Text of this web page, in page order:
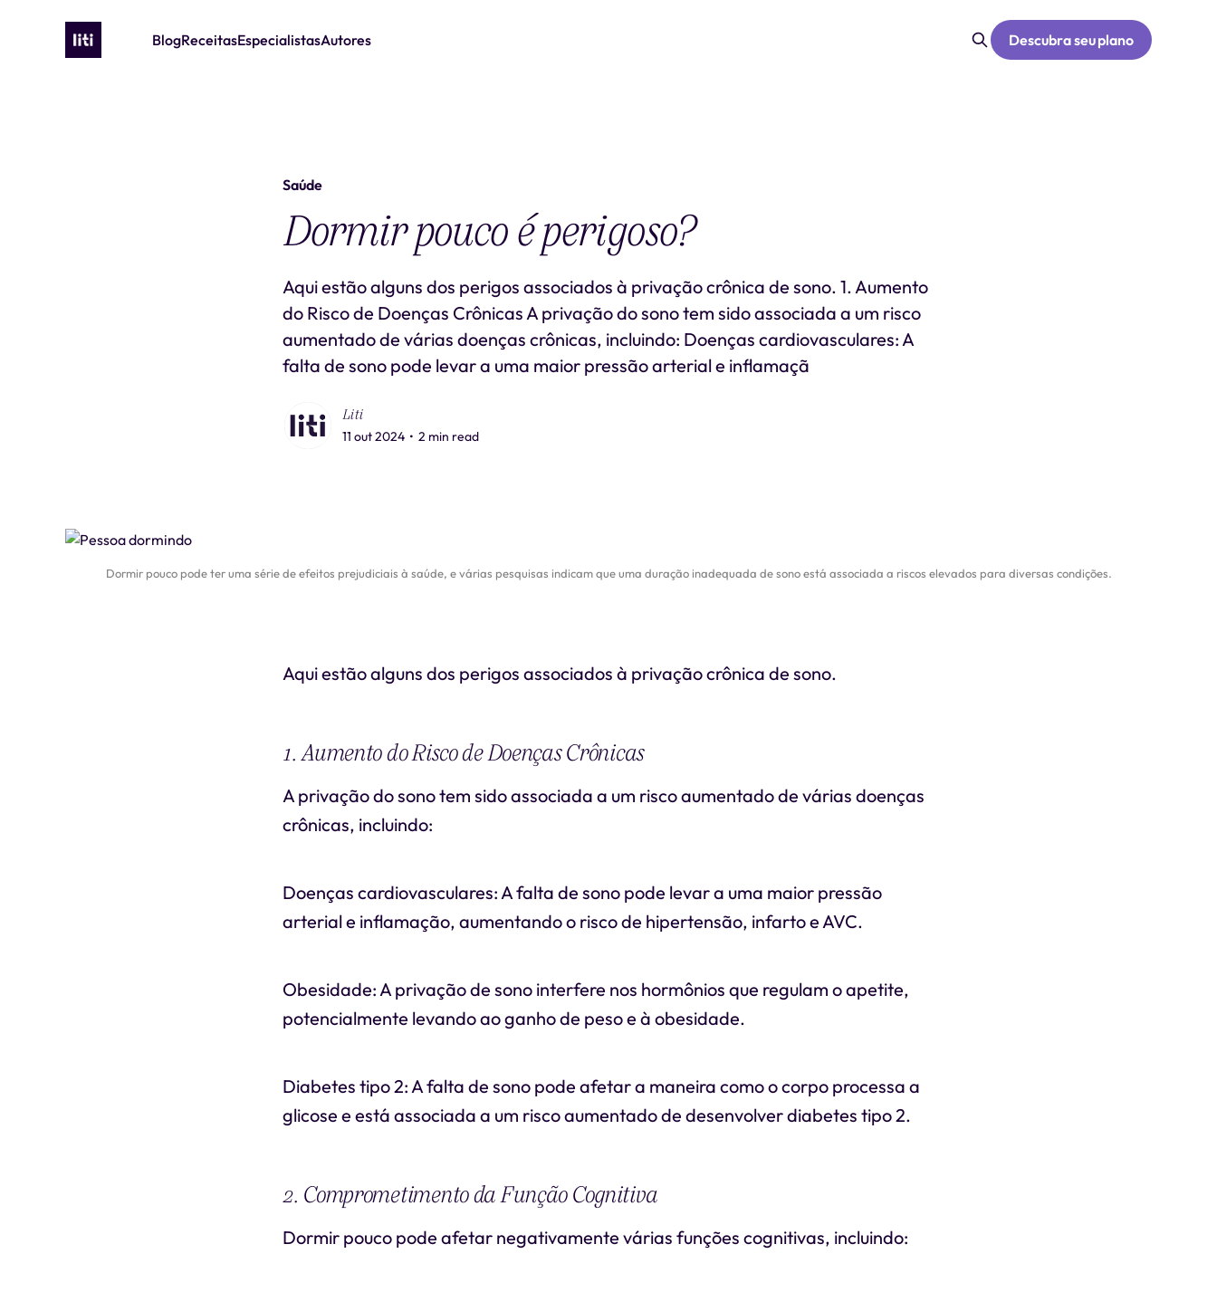
BlogReceitasEspecialistasAutores Descubra seu plano
Saúde
Dormir pouco é perigoso?
Aqui estão alguns dos perigos associados à privação crônica de sono. 1. Aumento
do Risco de Doenças Crônicas A privação do sono tem sido associada a um risco
aumentado de várias doenças crônicas, incluindo: Doenças cardiovasculares: A
falta de sono pode levar a uma maior pressão arterial e inflamaçã
Liti
11 out 2024 • 2 min read
Dormir pouco pode ter uma série de efeitos prejudiciais à saúde, e várias pesquisas indicam que uma duração inadequada de sono está associada a riscos elevados para diversas condições.
Aqui estão alguns dos perigos associados à privação crônica de sono.
1. Aumento do Risco de Doenças Crônicas
A privação do sono tem sido associada a um risco aumentado de várias doenças
crônicas, incluindo:
Doenças cardiovasculares: A falta de sono pode levar a uma maior pressão
arterial e inflamação, aumentando o risco de hipertensão, infarto e AVC.
Obesidade: A privação de sono interfere nos hormônios que regulam o apetite,
potencialmente levando ao ganho de peso e à obesidade.
Diabetes tipo 2: A falta de sono pode afetar a maneira como o corpo processa a
glicose e está associada a um risco aumentado de desenvolver diabetes tipo 2.
2. Comprometimento da Função Cognitiva
Dormir pouco pode afetar negativamente várias funções cognitivas, incluindo: